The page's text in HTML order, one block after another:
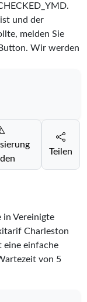
.
und der
melden Sie
Wir werden
Teilen
in Vereinigte
Charleston
eine einfache
von 5